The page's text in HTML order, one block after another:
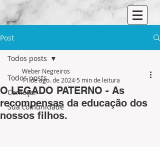
Post
Todos posts
Começar
Sua comunidade
Todos posts
O LEGADO PATERNO - As
recompensas da educação dos
nossos filhos.
Weber Negreiros
11 de ago. de 2024 5 min de leitura